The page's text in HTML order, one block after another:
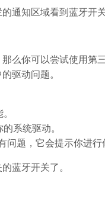
通知区域看到蓝牙开关
么你可以尝试使用第
驱动问题。
系统驱动。
问题，它会提示你进行
蓝牙开关了。